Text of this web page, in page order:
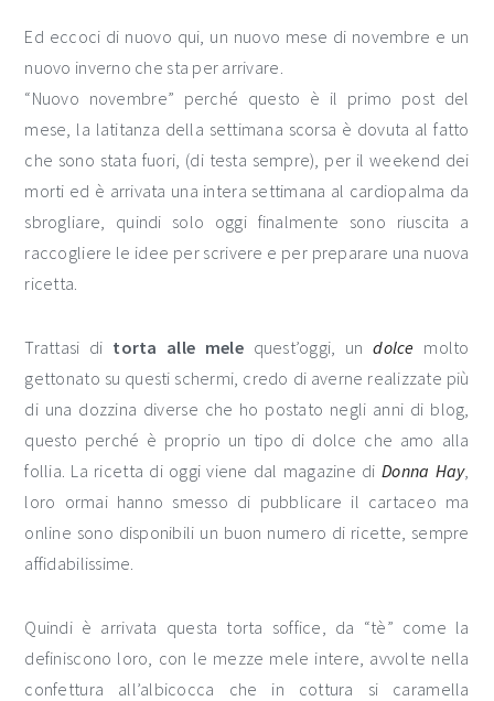
Ed eccoci di nuovo qui, un nuovo mese di novembre e un
nuovo inverno che sta per arrivare.
“Nuovo novembre” perché questo è il primo post del
mese, la latitanza della settimana scorsa è dovuta al fatto
che sono stata fuori, (di testa sempre), per il weekend dei
morti ed è arrivata una intera settimana al cardiopalma da
sbrogliare, quindi solo oggi finalmente sono riuscita a
raccogliere le idee per scrivere e per preparare una nuova
ricetta.
Trattasi di torta alle melequest’oggi, undolce molto
gettonato su questi schermi, credo di averne realizzate più
di una dozzina diverse che ho postato negli anni di blog,
questo perché è proprio un tipo di dolce che amo alla
follia. La ricetta di oggi viene dal magazine di Donna Hay,
loro ormai hanno smesso di pubblicare il cartaceo ma
online sono disponibili un buon numero di ricette, sempre
affidabilissime.
Quindi è arrivata questa torta soffice, da “tè” come la
definiscono loro, con le mezze mele intere, avvolte nella
confettura all’albicocca che in cottura si caramella